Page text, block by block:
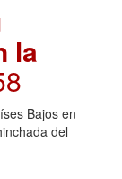
la
Bajos en
del